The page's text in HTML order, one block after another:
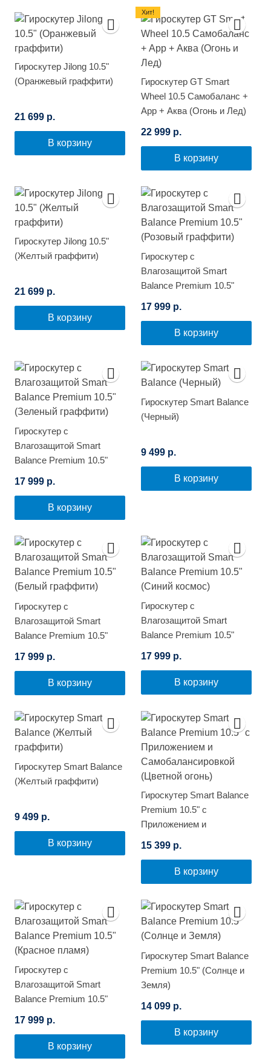
Гироскутер Jilong 10.5"
(Оранжевый граффити)
21 699 р.
В корзину
Гироскутер GT Smart
Wheel 10.5 Самобаланс +
App + Аква (Огонь и Лед)
22 999 р.
В корзину
Хит!
Гироскутер Jilong 10.5"
(Желтый граффити)
21 699 р.
В корзину
Гироскутер с
Влагозащитой Smart
Balance Premium 10.5"
17 999 р.
В корзину
Гироскутер с
Влагозащитой Smart
Balance Premium 10.5"
17 999 р.
В корзину
Гироскутер Smart Balance
(Черный)
9 499 р.
В корзину
Гироскутер с
Влагозащитой Smart
Balance Premium 10.5"
17 999 р.
В корзину
Гироскутер с
Влагозащитой Smart
Balance Premium 10.5"
17 999 р.
В корзину
Гироскутер Smart Balance
(Желтый граффити)
9 499 р.
В корзину
Гироскутер Smart Balance
Premium 10.5" с
Приложением и
(Цветной огонь)
15 399 р.
В корзину
Гироскутер с
Влагозащитой Smart
Balance Premium 10.5"
17 999 р.
В корзину
Гироскутер Smart Balance
Premium 10.5" (Солнце и
Земля)
14 099 р.
В корзину